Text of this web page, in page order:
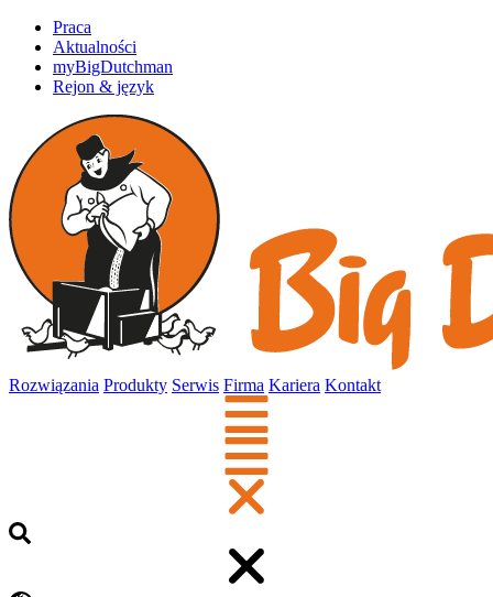
Praca
Aktualności
myBigDutchman
Rejon & język
Rozwiązania Produkty Serwis Firma Kariera Kontakt